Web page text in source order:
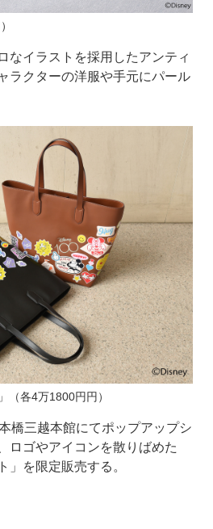
なイラストを採用したアンティ
ラクターの洋服や手元にパール
（各4万1800円円）
橋三越本館にてポップアップシ
ロゴやアイコンを散りばめた
」を限定販売する。